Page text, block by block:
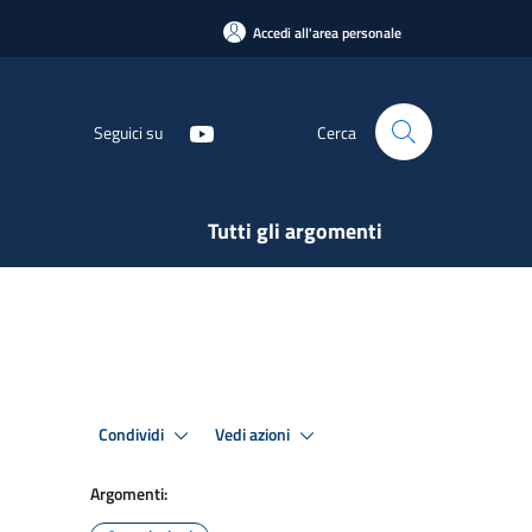
Accedi all'area personale
Seguici su Cerca
Tutti gli argomenti
Condividi Vedi azioni
Argomenti: